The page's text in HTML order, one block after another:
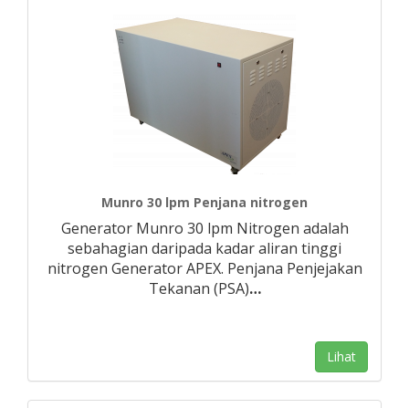
Munro 30 lpm Penjana nitrogen
Generator Munro 30 lpm Nitrogen adalah
sebahagian daripada kadar aliran tinggi
nitrogen Generator APEX. Penjana Penjejakan
Tekanan (PSA)…
Lihat